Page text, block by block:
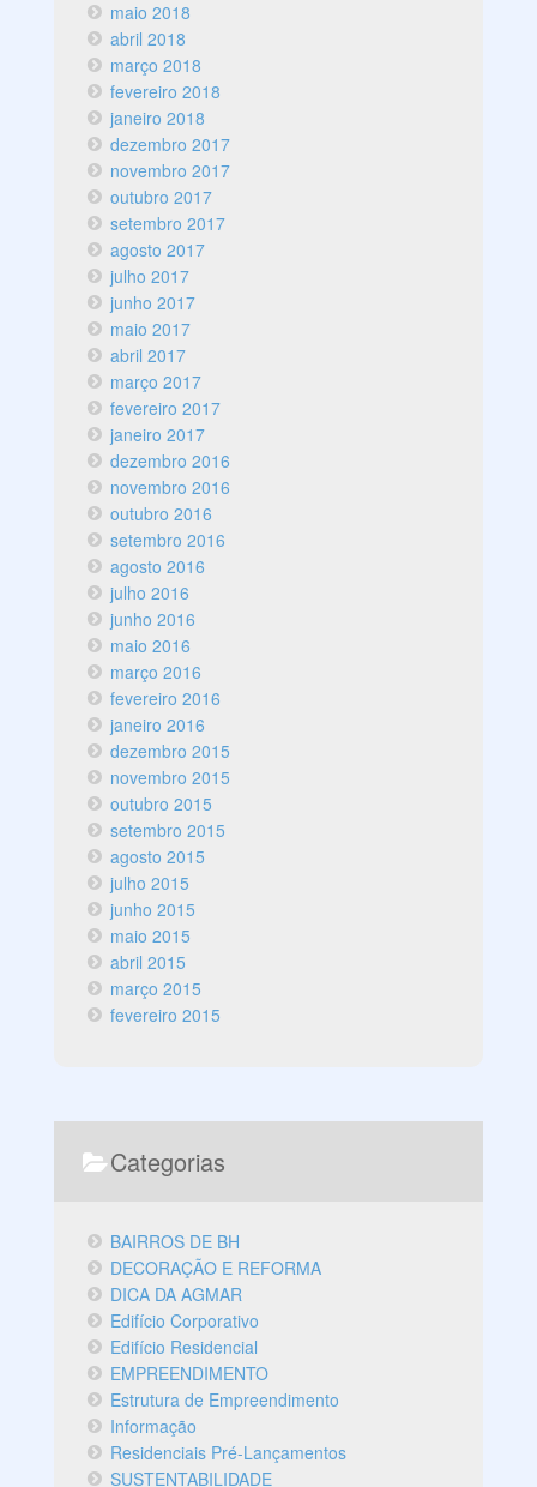
maio 2018
abril 2018
março 2018
fevereiro 2018
janeiro 2018
dezembro 2017
novembro 2017
outubro 2017
setembro 2017
agosto 2017
julho 2017
junho 2017
maio 2017
abril 2017
março 2017
fevereiro 2017
janeiro 2017
dezembro 2016
novembro 2016
outubro 2016
setembro 2016
agosto 2016
julho 2016
junho 2016
maio 2016
março 2016
fevereiro 2016
janeiro 2016
dezembro 2015
novembro 2015
outubro 2015
setembro 2015
agosto 2015
julho 2015
junho 2015
maio 2015
abril 2015
março 2015
fevereiro 2015
Categorias
BAIRROS DE BH
DECORAÇÃO E REFORMA
DICA DA AGMAR
Edifício Corporativo
Edifício Residencial
EMPREENDIMENTO
Estrutura de Empreendimento
Informação
Residenciais Pré-Lançamentos
SUSTENTABILIDADE